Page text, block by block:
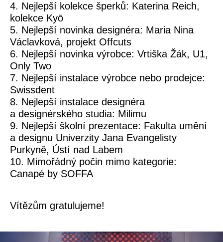
4. Nejlepší kolekce šperků: Katerina Reich,
kolekce Kyō
5. Nejlepší novinka designéra: Maria Nina
Václavková, projekt Offcuts
6. Nejlepší novinka výrobce: Vrtiška Žák, U1,
Only Two
7. Nejlepší instalace výrobce nebo prodejce:
Swissdent
8. Nejlepší instalace designéra
a designérského studia: Milimu
9. Nejlepší školní prezentace: Fakulta umění
a designu Univerzity Jana Evangelisty
Purkyně, Ústí nad Labem
10. Mimořádný počin mimo kategorie:
Canapé by SOFFA
Vítězům gratulujeme!